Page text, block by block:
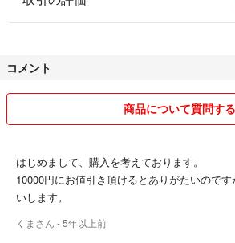
コメント
商品について質問する
はじめまして、購入を考えております。
10000円にお値引き頂けるとありがたいので
いします。
くまさん - 5年以上前